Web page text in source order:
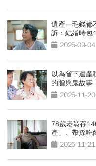
遺產一毛錢都
訴：結婚時包
斷聯10年」
2025-09-04
以為省下遺產
的贈與鬼故事
2025-11-20
78歲老翁存
產」、帶孫吃
晚年孤單淒涼
2025-11-21